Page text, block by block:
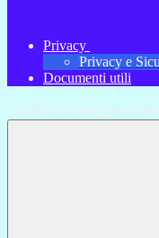
Privacy
Privacy e
Documenti utili
Campo di ricerca per le